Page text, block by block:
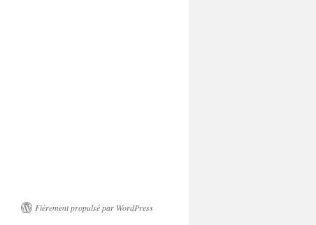
Fièrement propulsé par WordPress